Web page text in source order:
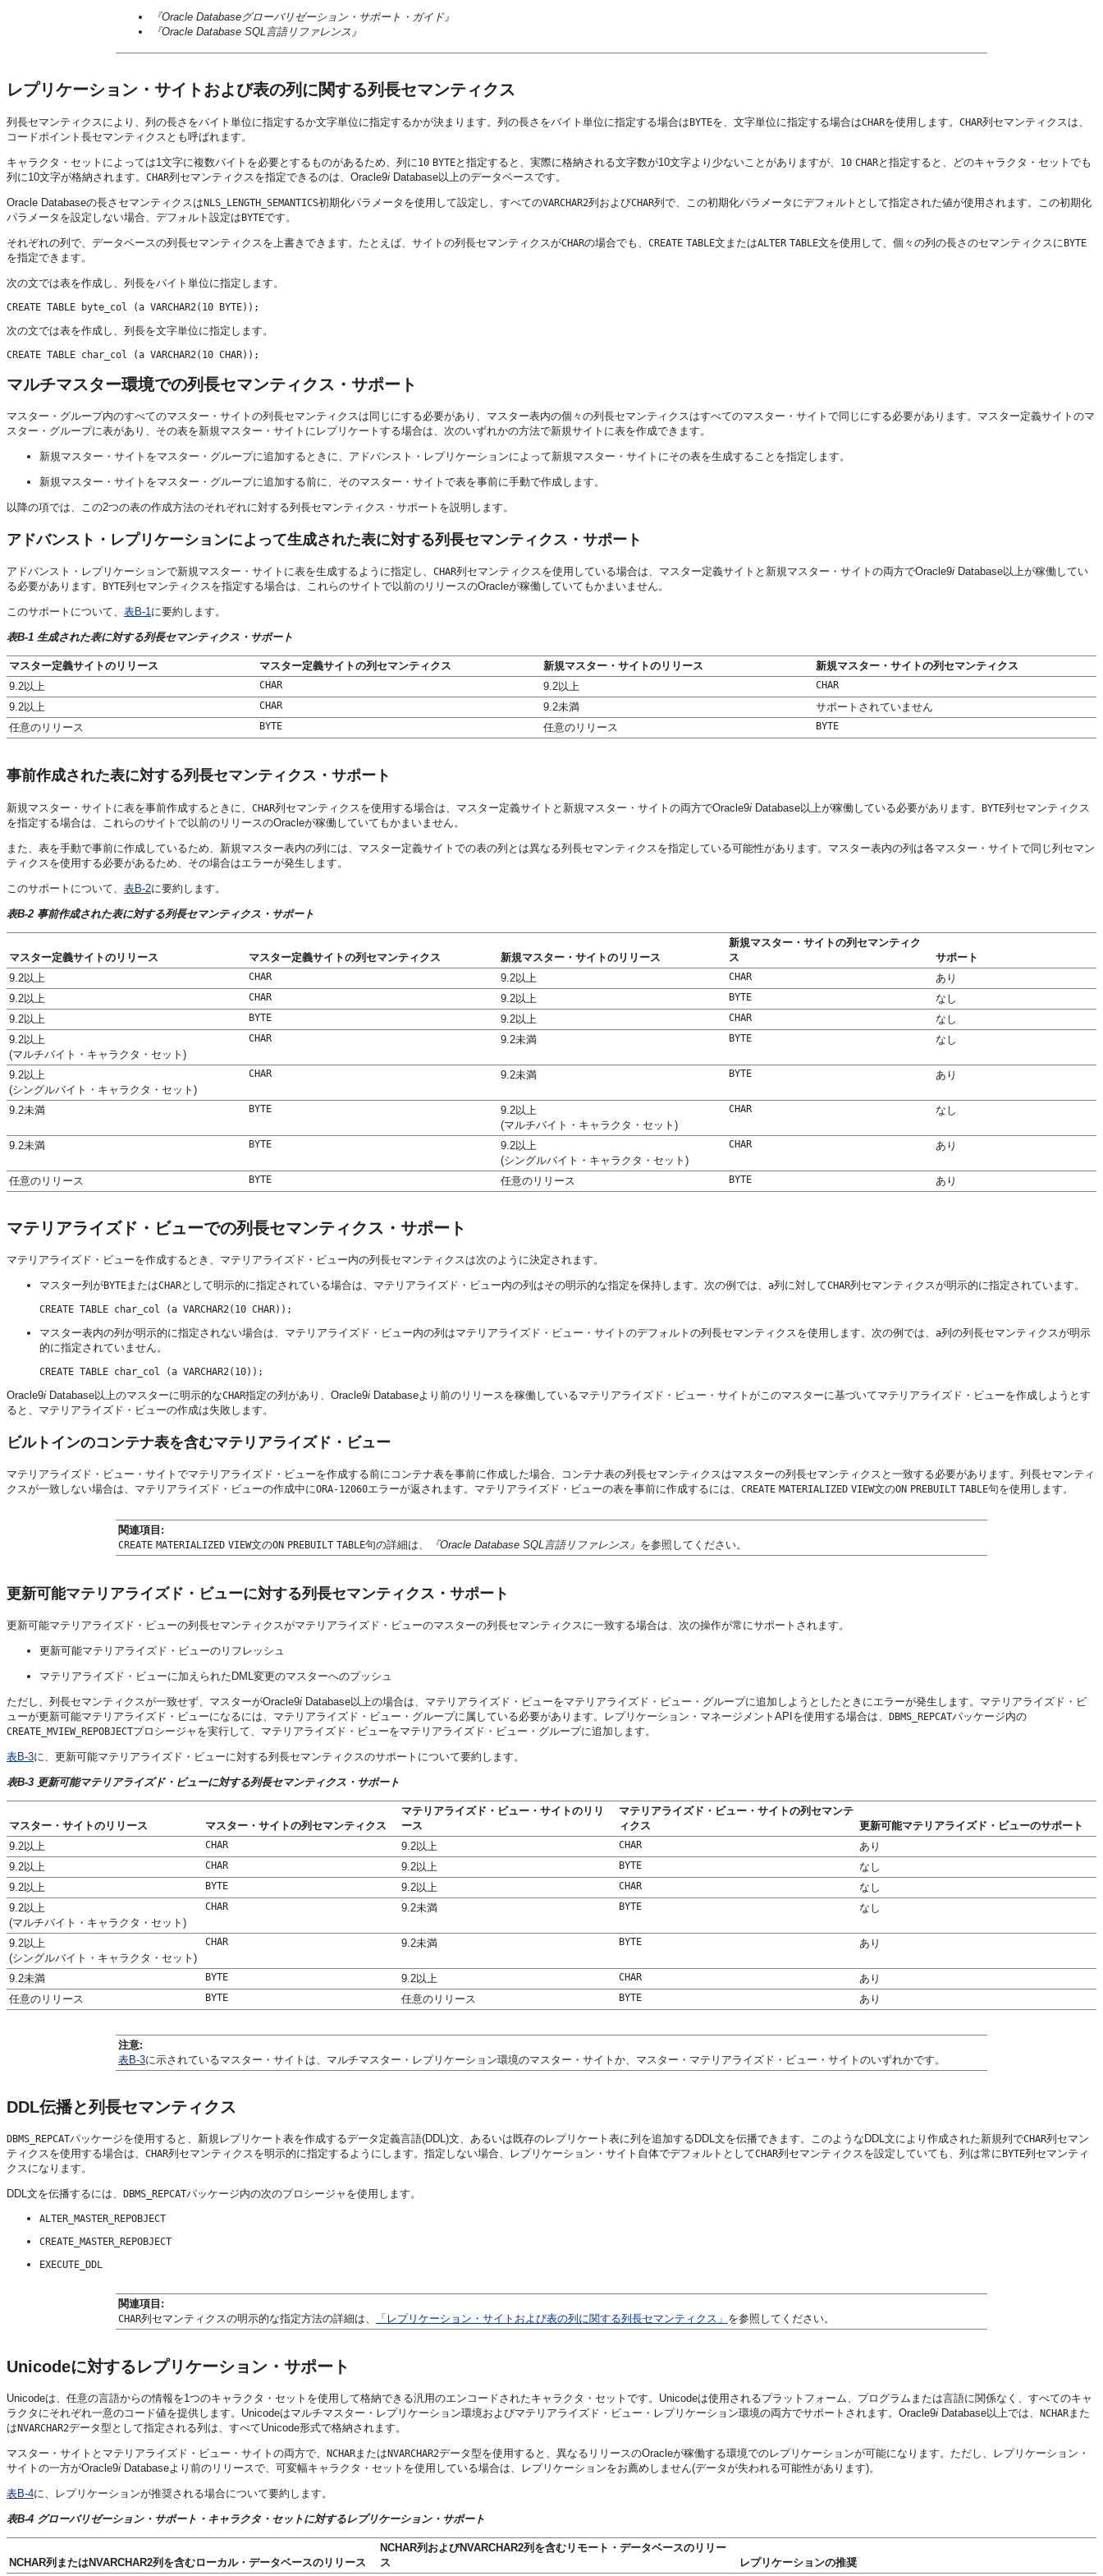
『Oracle Databaseグローバリゼーション・サポート・ガイド』
『Oracle Database SQL言語リファレンス』
レプリケーション・サイトおよび表の列に関する列長セマンティクス
列長セマンティクスにより、列の長さをバイト単位に指定するか文字単位に指定するかが決まります。列の長さをバイト単位に指定する場合はBYTEを、文字単位に指定する場合はCHARを使用します。 CHAR列セマンティクスは、
コードポイント長セマンティクスとも呼ばれます。
キャラクタ・セットによっては1文字に複数バイトを必要とするものがあるため、列に 10 BYTEと指定すると、実際に格納される文字数が10文字より少ないことがありますが、 10 CHARと指定すると、どのキャラクタ・セットでも
列に10文字が格納されます。 CHAR列セマンティクスを指定できるのは、Oracle9i Database以上のデータベースです。
Oracle Databaseの長さセマンティクスはNLS_LENGTH_SEMANTICS初期化パラメータを使用して設定し、すべてのVARCHAR2列およびCHAR列で、この初期化パラメータにデフォルトとして指定された値が使用されます。この初期化
パラメータを設定しない場合、デフォルト設定はBYTEです。
それぞれの列で、データベースの列長セマンティクスを上書きできます。たとえば、サイトの列長セマンティクスがCHARの場合でも、 CREATE TABLE文またはALTER TABLE文を使用して、個々の列の長さのセマンティクスに BYTE
を指定できます。
次の文では表を作成し、列長をバイト単位に指定します。
次の文では表を作成し、列長を文字単位に指定します。
マルチマスター環境での列長セマンティクス・サポート
マスター・グループ内のすべてのマスター・サイトの列長セマンティクスは同じにする必要があり、マスター表内の個々の列長セマンティクスはすべてのマスター・サイトで同じにする必要があります。マスター定義サイトのマ
スター・グループに表があり、その表を新規マスター・サイトにレプリケートする場合は、次のいずれかの方法で新規サイトに表を作成できます。
新規マスター・サイトをマスター・グループに追加するときに、アドバンスト・レプリケーションによって新規マスター・サイトにその表を生成することを指定します。
新規マスター・サイトをマスター・グループに追加する前に、そのマスター・サイトで表を事前に手動で作成します。
以降の項では、この2つの表の作成方法のそれぞれに対する列長セマンティクス・サポートを説明します。
アドバンスト・レプリケーションによって生成された表に対する列長セマンティクス・サポート
アドバンスト・レプリケーションで新規マスター・サイトに表を生成するように指定し、 CHAR列セマンティクスを使用している場合は、マスター定義サイトと新規マスター・サイトの両方でOracle9i Database以上が稼働してい
る必要があります。
BYTE列セマンティクスを指定する場合は、これらのサイトで以前のリリースのOracleが稼働していてもかまいません。
このサポートについて、 表B-1に要約します。
表B-1 生成された表に対する列長セマンティクス・サポート
マスター定義サイトのリリース マスター定義サイトの列セマンティクス 新規マスター・サイトのリリース
新規マスター・サイトの列セマンティクス
9.2以上
CHAR 9.2以上 CHAR
9.2以上 CHAR 9.2未満
サポートされていません
任意のリリース
BYTE 任意のリリース BYTE
事前作成された表に対する列長セマンティクス・サポート
新規マスター・サイトに表を事前作成するときに、 CHAR列セマンティクスを使用する場合は、マスター定義サイトと新規マスター・サイトの両方でOracle9i Database以上が稼働している必要があります。 BYTE列セマンティクス
を指定する場合は、これらのサイトで以前のリリースのOracleが稼働していてもかまいません。
また、表を手動で事前に作成しているため、新規マスター表内の列には、マスター定義サイトでの表の列とは異なる列長セマンティクスを指定している可能性があります。マスター表内の列は各マスター・サイトで同じ列セマン
ティクスを使用する必要があるため、その場合はエラーが発生します。
このサポートについて、 表B-2に要約します。
表B-2 事前作成された表に対する列長セマンティクス・サポート
マスター定義サイトのリリース マスター定義サイトの列セマンティクス 新規マスター・サイトのリリース
新規マスター・サイトの列セマンティク
ス
サポート
9.2以上
CHAR 9.2以上 CHAR
あり
9.2以上
CHAR 9.2以上 BYTE
なし
9.2以上
BYTE 9.2以上 CHAR
なし
9.2以上
(マルチバイト・キャラクタ・セット)
CHAR 9.2未満 BYTE なし
9.2以上
(シングルバイト・キャラクタ・セット)
CHAR 9.2未満 BYTE あり
9.2未満 BYTE
9.2以上
(マルチバイト・キャラクタ・セット)
CHAR なし
9.2未満 BYTE
9.2以上
(シングルバイト・キャラクタ・セット)
CHAR あり
任意のリリース BYTE 任意のリリース BYTE あり
マテリアライズド・ビューでの列長セマンティクス・サポート
マテリアライズド・ビューを作成するとき、マテリアライズド・ビュー内の列長セマンティクスは次のように決定されます。
マスター列がBYTEまたはCHARとして明示的に指定されている場合は、マテリアライズド・ビュー内の列はその明示的な指定を保持します。次の例では、 a列に対してCHAR列セマンティクスが明示的に指定されています。
マスター表内の列が明示的に指定されない場合は、マテリアライズド・ビュー内の列はマテリアライズド・ビュー・サイトのデフォルトの列長セマンティクスを使用します。次の例では、 a列の列長セマンティクスが明示
的に指定されていません。
Oracle9i Database以上のマスターに明示的なCHAR指定の列があり、Oracle9i Databaseより前のリリースを稼働しているマテリアライズド・ビュー・サイトがこのマスターに基づいてマテリアライズド・ビューを作成しようとす
ると、マテリアライズド・ビューの作成は失敗します。
ビルトインのコンテナ表を含むマテリアライズド・ビュー
マテリアライズド・ビュー・サイトでマテリアライズド・ビューを作成する前にコンテナ表を事前に作成した場合、コンテナ表の列長セマンティクスはマスターの列長セマンティクスと一致する必要があります。列長セマンティ
クスが一致しない場合は、マテリアライズド・ビューの作成中にORA-12060エラーが返されます。マテリアライズド・ビューの表を事前に作成するには、 CREATE MATERIALIZED VIEW文のON PREBUILT TABLE句を使用します。
関連項目:
CREATE MATERIALIZED VIEW文のON PREBUILT TABLE句の詳細は、 『Oracle Database SQL言語リファレンス』 を参照してください。
更新可能マテリアライズド・ビューに対する列長セマンティクス・サポート
更新可能マテリアライズド・ビューの列長セマンティクスがマテリアライズド・ビューのマスターの列長セマンティクスに一致する場合は、次の操作が常にサポートされます。
更新可能マテリアライズド・ビューのリフレッシュ
マテリアライズド・ビューに加えられたDML変更のマスターへのプッシュ
ただし、列長セマンティクスが一致せず、マスターがOracle9i Database以上の場合は、マテリアライズド・ビューをマテリアライズド・ビュー・グループに追加しようとしたときにエラーが発生します。マテリアライズド・ビ
ューが更新可能マテリアライズド・ビューになるには、マテリアライズド・ビュー・グループに属している必要があります。レプリケーション・マネージメントAPIを使用する場合は、 DBMS_REPCATパッケージ内の
CREATE_MVIEW_REPOBJECTプロシージャを実行して、マテリアライズド・ビューをマテリアライズド・ビュー・グループに追加します。
表B-3に、更新可能マテリアライズド・ビューに対する列長セマンティクスのサポートについて要約します。
表B-3 更新可能マテリアライズド・ビューに対する列長セマンティクス・サポート
マスター・サイトのリリース マスター・サイトの列セマンティクス
マテリアライズド・ビュー・サイトのリリ
ース
マテリアライズド・ビュー・サイトの列セマンテ
ィクス
更新可能マテリアライズド・ビューのサポート
9.2以上
CHAR 9.2以上 CHAR
あり
9.2以上
CHAR 9.2以上 BYTE
なし
9.2以上
BYTE 9.2以上 CHAR
なし
9.2以上
(マルチバイト・キャラクタ・セット)
CHAR 9.2未満 BYTE なし
9.2以上
(シングルバイト・キャラクタ・セット)
CHAR 9.2未満 BYTE あり
9.2未満 BYTE 9.2以上 CHAR
あり
任意のリリース
BYTE 任意のリリース BYTE あり
注意:
表B-3に示されているマスター・サイトは、マルチマスター・レプリケーション環境のマスター・サイトか、マスター・マテリアライズド・ビュー・サイトのいずれかです。
DDL伝播と列長セマンティクス
DBMS_REPCATパッケージを使用すると、新規レプリケート表を作成するデータ定義言語(DDL)文、あるいは既存のレプリケート表に列を追加するDDL文を伝播できます。このようなDDL文により作成された新規列でCHAR列セマン
ティクスを使用する場合は、 CHAR列セマンティクスを明示的に指定するようにします。指定しない場合、レプリケーション・サイト自体でデフォルトとしてCHAR列セマンティクスを設定していても、列は常に BYTE列セマンティ
クスになります。
DDL文を伝播するには、 DBMS_REPCATパッケージ内の次のプロシージャを使用します。
ALTER_MASTER_REPOBJECT
CREATE_MASTER_REPOBJECT
EXECUTE_DDL
関連項目:
CHAR列セマンティクスの明示的な指定方法の詳細は、 「レプリケーション・サイトおよび表の列に関する列長セマンティクス」 を参照してください。
Unicodeに対するレプリケーション・サポート
Unicodeは、任意の言語からの情報を1つのキャラクタ・セットを使用して格納できる汎用のエンコードされたキャラクタ・セットです。Unicodeは使用されるプラットフォーム、プログラムまたは言語に関係なく、すべてのキャ
ラクタにそれぞれ一意のコード値を提供します。Unicodeはマルチマスター・レプリケーション環境およびマテリアライズド・ビュー・レプリケーション環境の両方でサポートされます。Oracle9i Database以上では、 NCHARまた
は NVARCHAR2データ型として指定される列は、すべてUnicode形式で格納されます。
マスター・サイトとマテリアライズド・ビュー・サイトの両方で、 NCHARまたは NVARCHAR2データ型を使用すると、異なるリリースのOracleが稼働する環境でのレプリケーションが可能になります。ただし、レプリケーション・
サイトの一方がOracle9i Databaseより前のリリースで、可変幅キャラクタ・セットを使用している場合は、レプリケーションをお薦めしません(データが失われる可能性があります)。
表B-4に、レプリケーションが推奨される場合について要約します。
表B-4 グローバリゼーション・サポート・キャラクタ・セットに対するレプリケーション・サポート
NCHAR列またはNVARCHAR2列を含むローカル・データベースのリリース
NCHAR列およびNVARCHAR2列を含むリモート・データベースのリリー
ス
レプリケーションの推奨